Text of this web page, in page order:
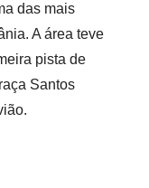
das mais
A área teve
pista de
Santos